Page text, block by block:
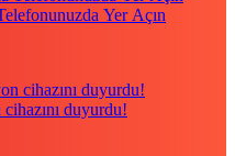
Yer Açın
duyurdu!